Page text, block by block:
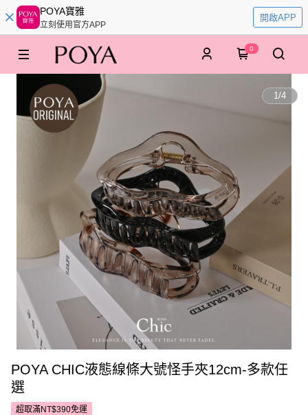
POYA寶雅
立刻使用官方APP
開啟APP
0
1/4
POYA CHIC液態線條大號怪手夾12cm-多款任
選
超取滿NT$390免運